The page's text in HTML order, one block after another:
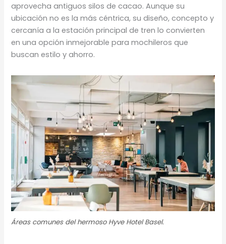
aprovecha antiguos silos de cacao. Aunque su
ubicación no es la más céntrica, su diseño, concepto y
cercanía a la estación principal de tren lo convierten
en una opción inmejorable para mochileros que
buscan estilo y ahorro.
Áreas comunes del hermoso Hyve Hotel Basel.